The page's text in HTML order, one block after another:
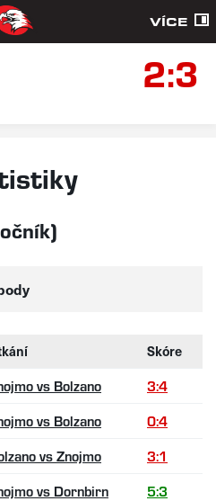
VÍCE
2:3
Skóre
vs Bolzano 3:4
vs Bolzano 0:4
vs Znojmo 3:1
vs Dornbirn 5:3